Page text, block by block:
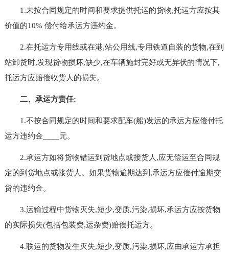
1.未按合同规定的时间和要求提供托运的货物,托运方应按其
价值的10% 偿付给承运方违约金。
2.在托运方专用线或在港,站公用线,专用铁道自装的货物,在到
站卸货时,发现货物损坏,缺少,在车辆施封完好或无异状的情况下,
托运方应赔偿收货人的损失。
二、承运方责任:
1.不按合同规定的时间和要求配车(船)发运的承运方应偿付托
运方违约金____元。
2.承运方如将货物错运到货地点或接货人,应无偿运至合同规
定的到货地点或接货人。如果货物逾期达到,承运方应偿付逾期交
货的违约金。
3.运输过程中货物灭失,短少,变质,污染,损坏,承运方应按货物
的实际损失(包括包装费,运杂费)赔偿托运方。
4.联运的货物发生灭失,短少,变质,污染,损坏,应由承运方承担